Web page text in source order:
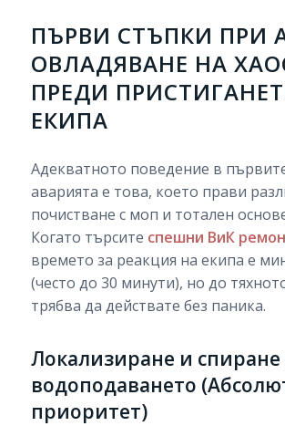
ПЪРВИ СТЪПКИ ПРИ
ОВЛАДЯВАНЕ НА
ПРЕДИ
ЕКИПА
Адекватното поведение в
аварията е това, което прави
почистване с моп и тотален
Когато търсите спешни ВиК
времето за реакция на екипа е
(често до 30 минути), но до
трябва да действате без паника.
Локализиране и спиране
водоподаването
приоритет)